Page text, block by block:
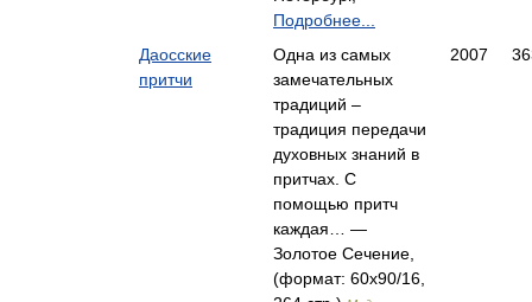
Подробнее...
Даосские
притчи
Одна из самых
замечательных
традиций –
традиция передачи
духовных знаний в
притчах. С
помощью притч
каждая… —
Золотое Сечение,
(формат: 60x90/16,
2007